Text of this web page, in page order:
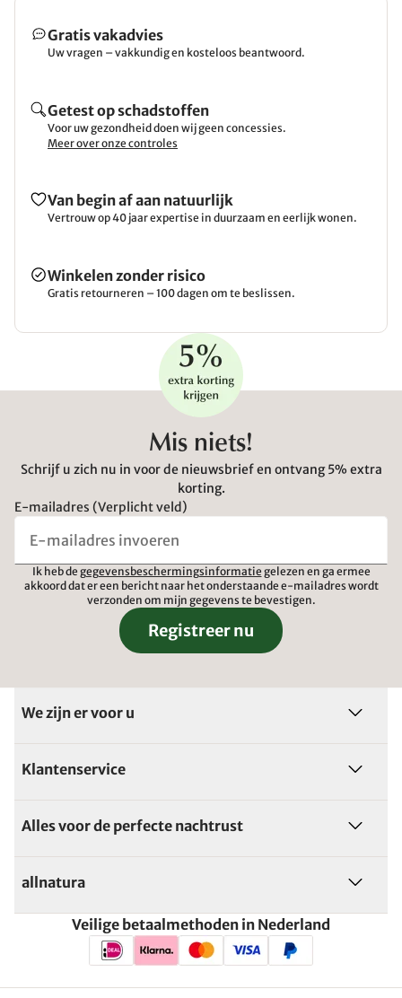
Gratis vakadvies
Uw vragen – vakkundig en kosteloos beantwoord.
Getest op schadstoffen
Voor uw gezondheid doen wij geen concessies.
Meer over onze controles
Van begin af aan natuurlijk
Vertrouw op 40 jaar expertise in duurzaam en eerlijk wonen.
Winkelen zonder risico
Gratis retourneren – 100 dagen om te beslissen.
Mis niets!
Schrijf u zich nu in voor de nieuwsbrief en ontvang 5% extra
korting.
E-mailadres (Verplicht veld)
Ik heb de gegevensbeschermingsinformatie gelezen en ga ermee
akkoord dat er een bericht naar het onderstaande e-mailadres wordt
verzonden om mijn gegevens te bevestigen.
Registreer nu
We zijn er voor u
Klantenservice
Alles voor de perfecte nachtrust
allnatura
Veilige betaalmethoden in Nederland